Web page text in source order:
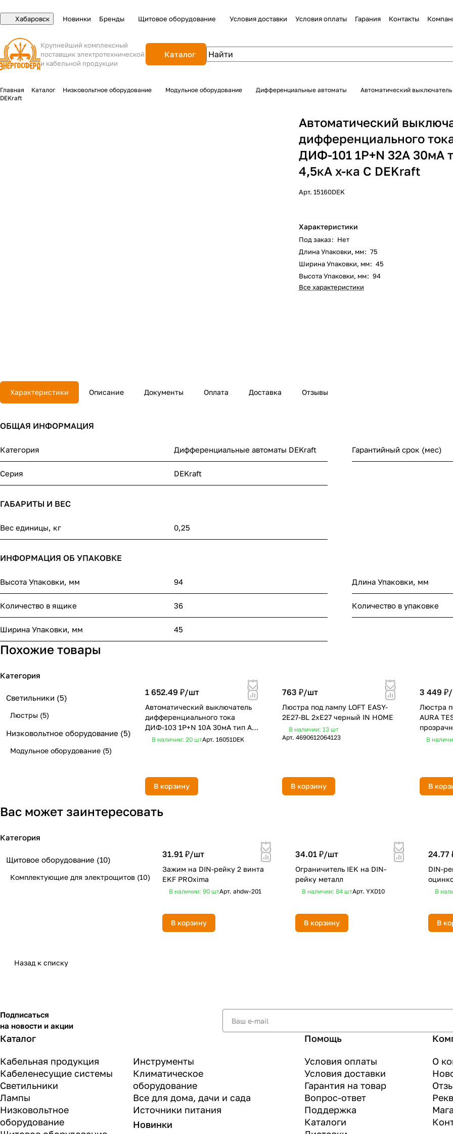
Хабаровск Новинки Бренды Щитовое оборудование Условия доставки Условия оплаты Гарания Контакты
Крупнейший комплексный
поставщик электротехнической
и кабельной продукции
Каталог
Главная Каталог Низковольтное оборудование Модульное оборудование Дифференциальные автоматы
Автоматический
DEKraft
Автоматический
дифференциального
ДИФ-101 1P+N 32А 30мА
4,5кА х-ка С DEKraft
Арт.15160DEK
Характеристики
Под заказ: Нет
Длина Упаковки, мм: 75
Ширина Упаковки, мм: 45
Высота Упаковки, мм: 94
Все характеристики
Характеристики Описание Документы Оплата Доставка Отзывы
ОБЩАЯ ИНФОРМАЦИЯ
Категория Дифференциальные автоматы DEKraft Гарантийный срок (мес)
Серия DEKraft
ГАБАРИТЫ И ВЕС
Вес единицы, кг 0,25
ИНФОРМАЦИЯ ОБ УПАКОВКЕ
Высота Упаковки, мм 94 Длина Упаковки, мм
Количество в ящике 36 Количество в упаковке
Ширина Упаковки, мм 45
Похожие товары
1 652.49 ₽/шт
Автоматический выключатель
дифференциального тока
ДИФ-103 1Р+N 10А 30мА тип AC
4.5кА х-ка C DEKraft
В наличии: 20 штАрт. 16051DEK
В корзину
763 ₽/шт
Люстра под лампу LOFT EASY-
2E27-BL 2хЕ27 черный IN HOME
В наличии: 13 шт
Арт.4690612064123
В корзину
3 449 ₽/
Люстра
AURA
корпус
В
В
Категория
Светильники (5)
Люстры (5)
Низковольтное оборудование (5)
Модульное оборудование (5)
Вас может заинтересовать
31.91 ₽/шт
Зажим на DIN-рейку 2 винта
EKF PROxima
В наличии: 90 штАрт. ahdw-201
В корзину
34.01 ₽/шт
Ограничитель IEK на DIN-
рейку металл
В наличии: 84 штАрт. YXD10
В корзину
24.77
DIN-
В
В
Категория
Щитовое оборудование (10)
Комплектующие для электрощитов (10)
Назад к списку
Подписаться
на новости и акции
Каталог
Кабельная продукция
Кабеленесущие системы
Светильники
Лампы
Низковольтное
оборудование
Инструменты
Климатическое
оборудование
Все для дома, дачи и сада
Источники питания
Новинки
Помощь
Условия оплаты
Условия доставки
Гарантия на товар
Вопрос-ответ
Поддержка
Каталоги
О